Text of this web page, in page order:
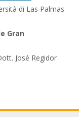
di Las Palmas
Gran
José Regidor